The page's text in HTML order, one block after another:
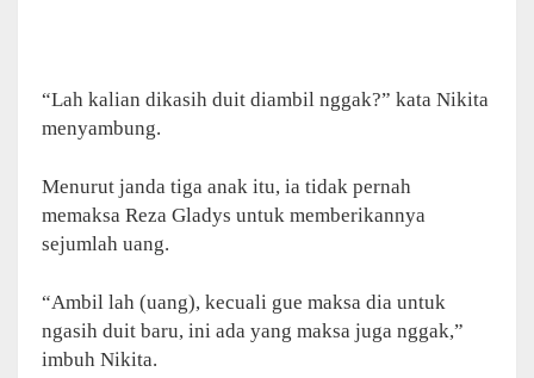
“Lah kalian dikasih duit diambil nggak?” kata Nikita
menyambung.
Menurut janda tiga anak itu, ia tidak pernah
memaksa Reza Gladys untuk memberikannya
sejumlah uang.
“Ambil lah (uang), kecuali gue maksa dia untuk
ngasih duit baru, ini ada yang maksa juga nggak,”
imbuh Nikita.